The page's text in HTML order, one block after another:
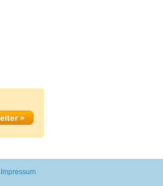
Impressum